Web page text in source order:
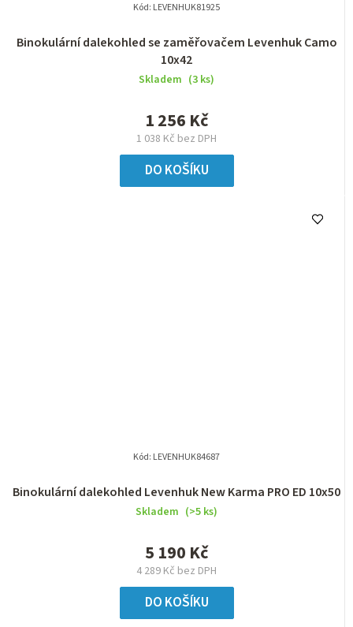
Binokulární dalekohled se zaměřovačem Levenhuk Camo
10x42
Skladem (3 ks)
1 038 Kč bez DPH
1 256 Kč
DO KOŠÍKU
Kód: LEVENHUK81925
Binokulární dalekohled Levenhuk New Karma PRO ED 10x50
Skladem (>5 ks)
4 289 Kč bez DPH
5 190 Kč
DO KOŠÍKU
Kód: LEVENHUK84687